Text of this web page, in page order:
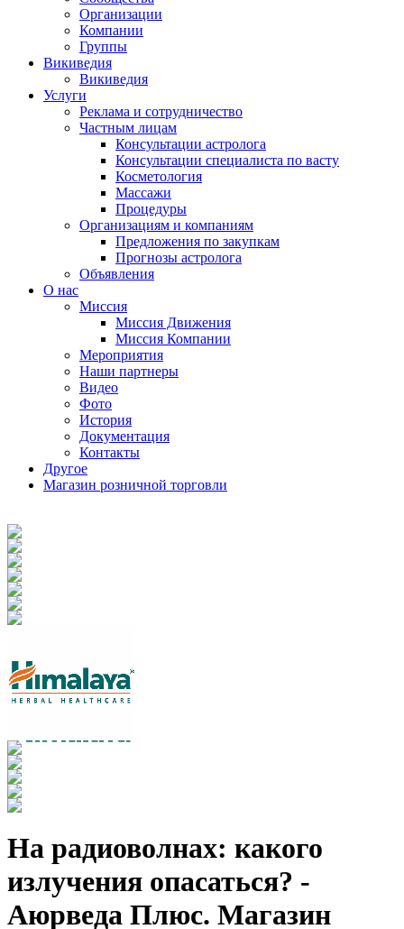
Организации
Компании
Группы
Викиведия
Викиведия
Услуги
Реклама и сотрудничество
Частным лицам
Консультации астролога
Консультации специалиста по васту
Косметология
Массажи
Процедуры
Организациям и компаниям
Предложения по закупкам
Прогнозы астролога
Объявления
О нас
Миссия
Миссия Движения
Миссия Компании
Мероприятия
Наши партнеры
Видео
Фото
История
Документация
Контакты
Другое
Магазин розничной торговли
На радиоволнах: какого
излучения опасаться? -
Аюрведа Плюс. Магазин